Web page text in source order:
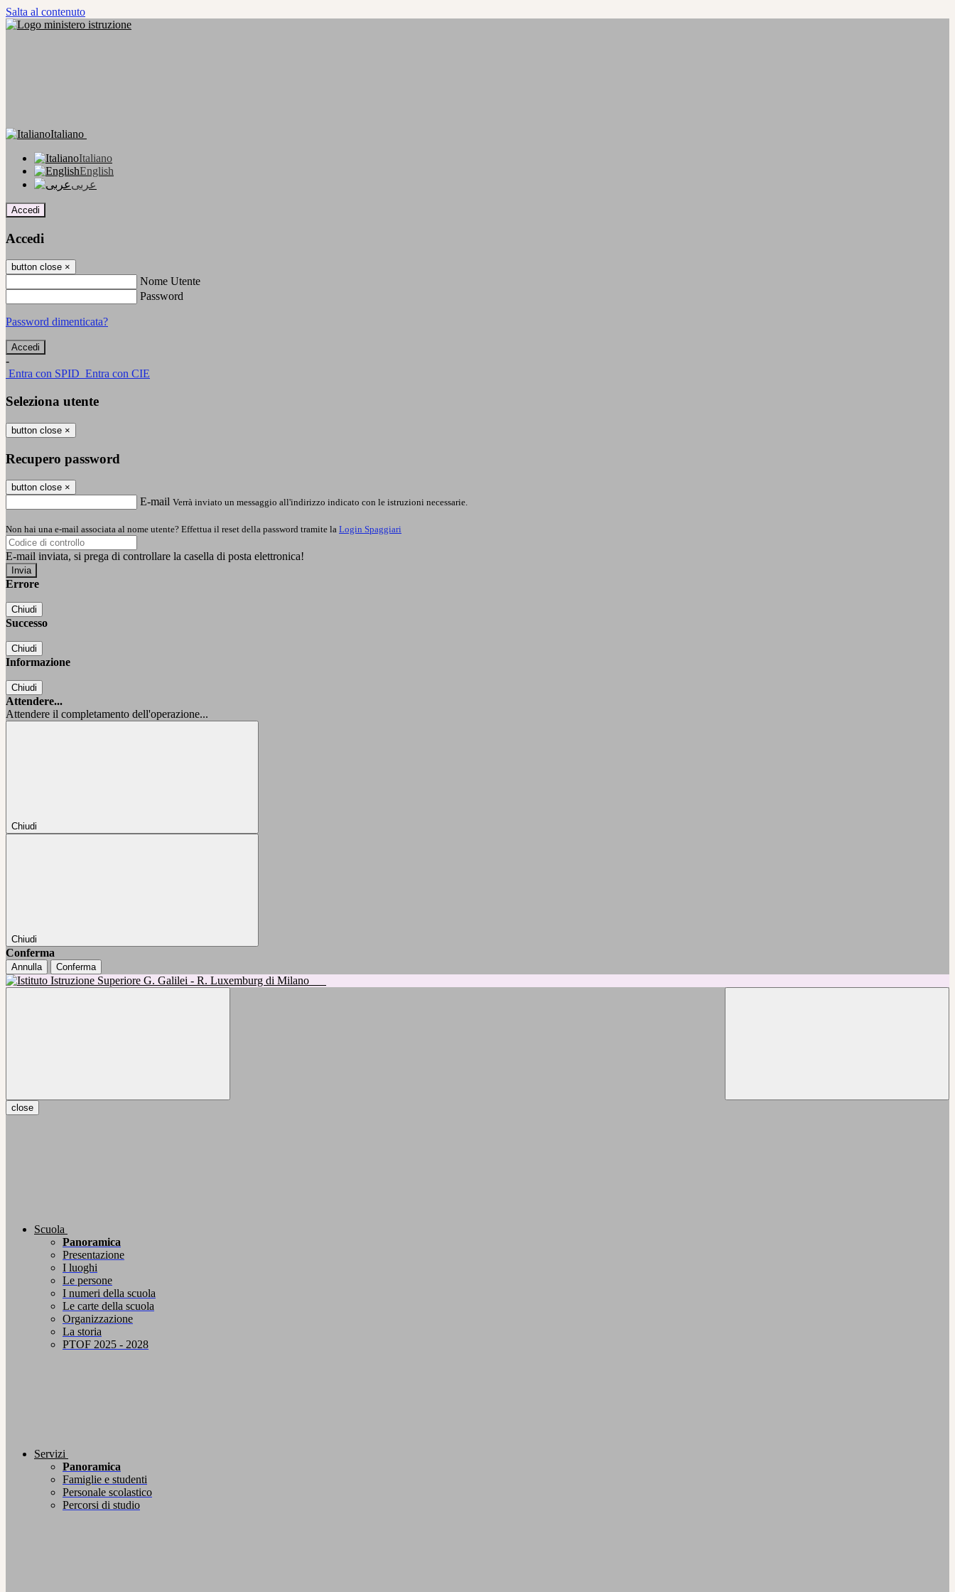
Salta al contenuto
Italiano
Italiano
English
عربى
Accedi
Accedi
button close ×
Nome Utente
Password
Password dimenticata?
-
Entra con SPID Entra con CIE
Seleziona utente
button close ×
Recupero password
button close ×
E-mail Verrà inviato un messaggio all'indirizzo indicato con le istruzioni necessarie.
Non hai una e-mail associata al nome utente? Effettua il reset della password tramite la Login Spaggiari
E-mail inviata, si prega di controllare la casella di posta elettronica!
Errore
Chiudi
Successo
Chiudi
Informazione
Chiudi
Attendere...
Attendere il completamento dell'operazione...
Chiudi
Chiudi
Conferma
Annulla Conferma
close
Scuola
Panoramica
Presentazione
I luoghi
Le persone
I numeri della scuola
Le carte della scuola
Organizzazione
La storia
PTOF 2025 - 2028
Servizi
Panoramica
Famiglie e studenti
Personale scolastico
Percorsi di studio